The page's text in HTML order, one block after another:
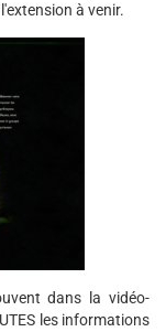
à venir.
dans la vidéo-
les informations